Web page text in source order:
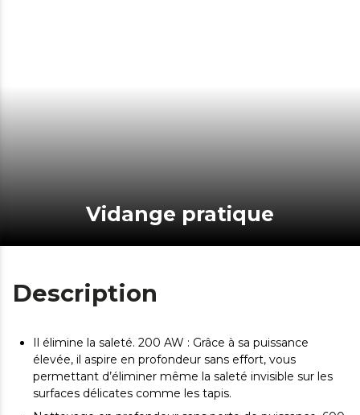
Vidange pratique
Description
Il élimine la saleté. 200 AW : Grâce à sa puissance
élevée, il aspire en profondeur sans effort, vous
permettant d’éliminer même la saleté invisible sur les
surfaces délicates comme les tapis.